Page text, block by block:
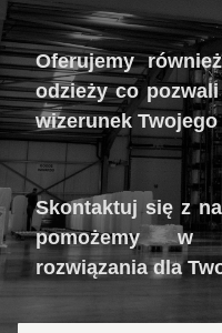
Oferujemy
odzieży co
wizerunek Twojego
Skontaktuj się z
pomożemy w
rozwiązania dla